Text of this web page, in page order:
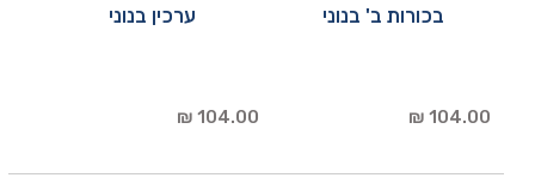
בכורות ב' בנוני
104.00 ₪
ערכין בנוני
104.00 ₪